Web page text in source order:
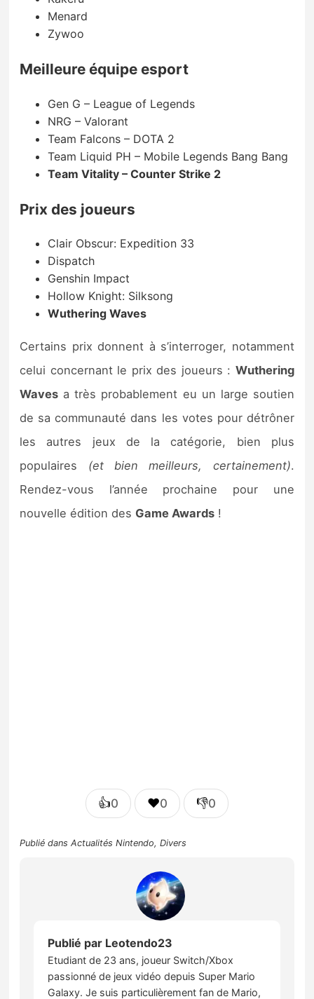
Menard
Zywoo
Meilleure équipe esport
Gen G – League of Legends
NRG – Valorant
Team Falcons – DOTA 2
Team Liquid PH – Mobile Legends Bang Bang
Team Vitality – Counter Strike 2
Prix des joueurs
Clair Obscur: Expedition 33
Dispatch
Genshin Impact
Hollow Knight: Silksong
Wuthering Waves
Certains prix donnent à s’interroger, notamment
celui concernant le prix des joueurs : Wuthering
Waves a très probablement eu un large soutien
de sa communauté dans les votes pour détrôner
les autres jeux de la catégorie, bien plus
populaires (et bien meilleurs, certainement).
Rendez-vous l’année prochaine pour une
nouvelle édition des Game Awards !
👍0 ❤️0 👎0
Publié dansActualités Nintendo,Divers
Publié par Leotendo23
Etudiant de 23 ans, joueur Switch/Xbox
passionné de jeux vidéo depuis Super Mario
Galaxy. Je suis particulièrement fan de Mario,